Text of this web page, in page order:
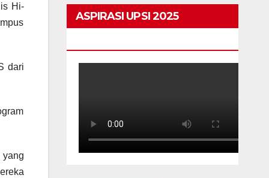
Hi-
dari
yang
ASPIRASI UPSI 2025